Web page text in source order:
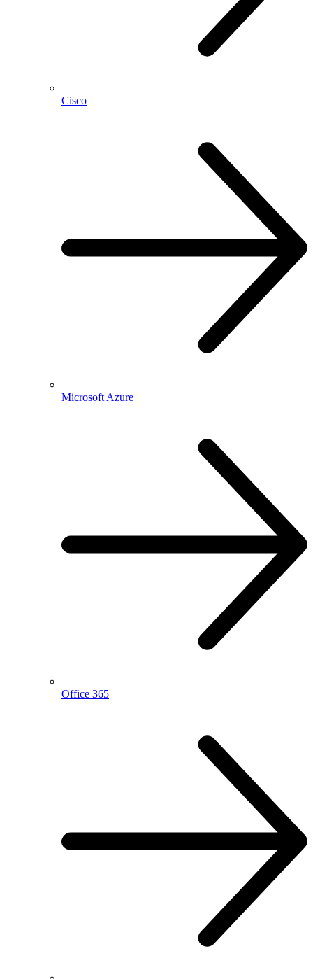
Cisco
Microsoft Azure
Office 365